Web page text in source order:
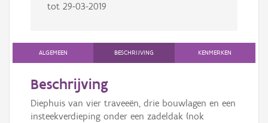
tot 29-03-2019
ALGEMEEN BESCHRIJVING KENMERKEN
Beschrijving
Diephuis van vier traveeën, drie bouwlagen en een
insteekverdieping onder een zadeldak (nok